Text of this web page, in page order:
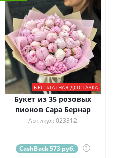
БЕСПЛАТНАЯ ДОСТАВКА
Букет из 35 розовых
пионов Сара Бернар
Артикул: 023312
CashBack 573 руб. ?